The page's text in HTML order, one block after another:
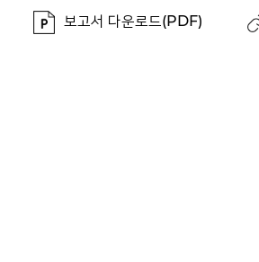
보고서 다운로드(PDF)